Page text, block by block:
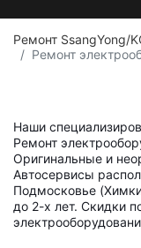
Ремонт SsangYong/
Ремонт
Наши
Ремонт
Оригинальные и
Автосервисы
Подмосковье
до 2-х лет. Скидки